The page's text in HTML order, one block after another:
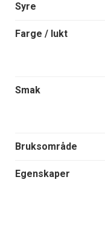
Syre
Farge / lukt
Smak
Bruksområde
Egenskaper